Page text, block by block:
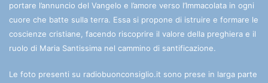
portare l’annuncio del Vangelo e l’amore verso l’Immacolata in ogni
cuore che batte sulla terra. Essa si propone di istruire e formare le
coscienze cristiane, facendo riscoprire il valore della preghiera e il
ruolo di Maria Santissima nel cammino di santificazione.
Le foto presenti su radiobuonconsiglio.it sono prese in larga parte